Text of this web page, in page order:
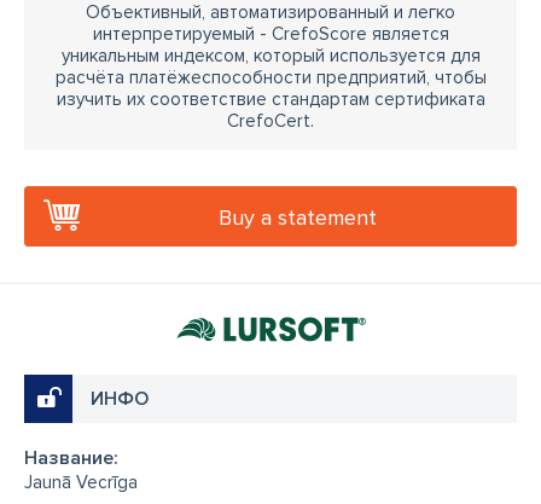
Объективный, автоматизированный и легко
интерпретируемый - CrefoScore является
уникальным индексом, который используется для
расчёта платёжеспособности предприятий, чтобы
изучить их соответствие стандартам сертификата
CrefoCert.
Buy a statement
ИНФО
Название:
Jaunā Vecrīga